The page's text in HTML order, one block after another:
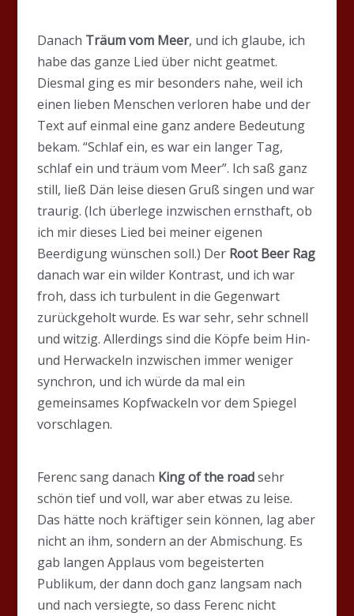
Danach Träum vom Meer, und ich glaube, ich
habe das ganze Lied über nicht geatmet.
Diesmal ging es mir besonders nahe, weil ich
einen lieben Menschen verloren habe und der
Text auf einmal eine ganz andere Bedeutung
bekam. “Schlaf ein, es war ein langer Tag,
schlaf ein und träum vom Meer”. Ich saß ganz
still, ließ Dän leise diesen Gruß singen und war
traurig. (Ich überlege inzwischen ernsthaft, ob
ich mir dieses Lied bei meiner eigenen
Beerdigung wünschen soll.) Der Root Beer Rag
danach war ein wilder Kontrast, und ich war
froh, dass ich turbulent in die Gegenwart
zurückgeholt wurde. Es war sehr, sehr schnell
und witzig. Allerdings sind die Köpfe beim Hin-
und Herwackeln inzwischen immer weniger
synchron, und ich würde da mal ein
gemeinsames Kopfwackeln vor dem Spiegel
vorschlagen.
Ferenc sang danach King of the roadsehr
schön tief und voll, war aber etwas zu leise.
Das hätte noch kräftiger sein können, lag aber
nicht an ihm, sondern an der Abmischung. Es
gab langen Applaus vom begeisterten
Publikum, der dann doch ganz langsam nach
und nach versiegte, so dass Ferenc nicht